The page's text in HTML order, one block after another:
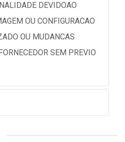
DEVIDOAO
OU CONFIGURACAO
OU MUDANCAS
SEM PREVIO